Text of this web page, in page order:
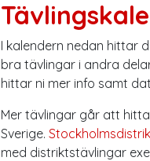
I kalendern nedan hittar
bra tävlingar i andra
hittar ni mer info samt
Mer tävlingar går att
Sverige.
med distriktstävlingar